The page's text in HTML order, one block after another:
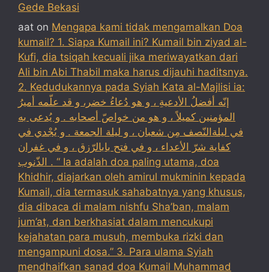
Gede Bekasi
aat on Mengapa kami tidak mengamalkan Doa
kumail? 1. Siapa Kumail ini? Kumail bin ziyad al-
Kufi, dia tsiqah kecuali jika meriwayatkan dari
Ali bin Abi Thabil maka harus dijauhi haditsnya.
2. Kedudukannya pada Syiah Kata al-Majlisi ia:
إنّه أفضلُ الأدعيةِ ، و هو دُعاءُ خضر، و قد علّمه أميرُ
المؤمنين كميلاً ، و هو من خواصّ أصحابه . و يُدعى به
في ليلةالنّصف مِن شعبان ، و ليلة الجمعة . و يُجْدي في
كفاية شرّ الأعداء ، و في فتح بابالرّزق ، و في غفران
الذّنوب . “ Ia adalah doa paling utama, doa
Khidhir, diajarkan oleh amirul mukminin kepada
Kumail, dia termasuk sahabatnya yang khusus,
dia dibaca di malam nishfu Sha’ban, malam
jum’at, dan berkhasiat dalam mencukupi
kejahatan para musuh, membuka rizki dan
mengampuni dosa.” 3. Para ulama Syiah
mendhaifkan sanad doa Kumail Muhammad